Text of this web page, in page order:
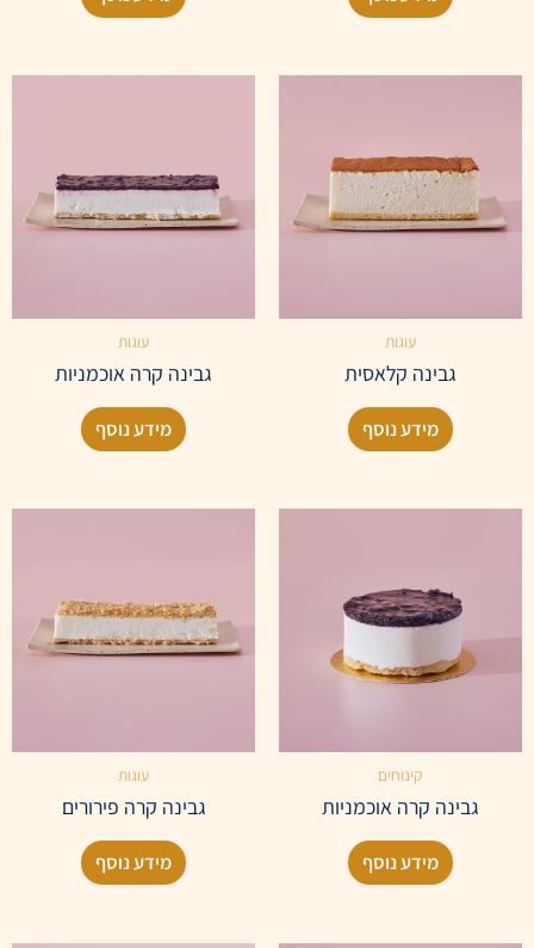
עוגות
גבינה קלאסית
מידע נוסף
עוגות
גבינה קרה אוכמניות
מידע נוסף
קינוחים
גבינה קרה אוכמניות
מידע נוסף
עוגות
גבינה קרה פירורים
מידע נוסף